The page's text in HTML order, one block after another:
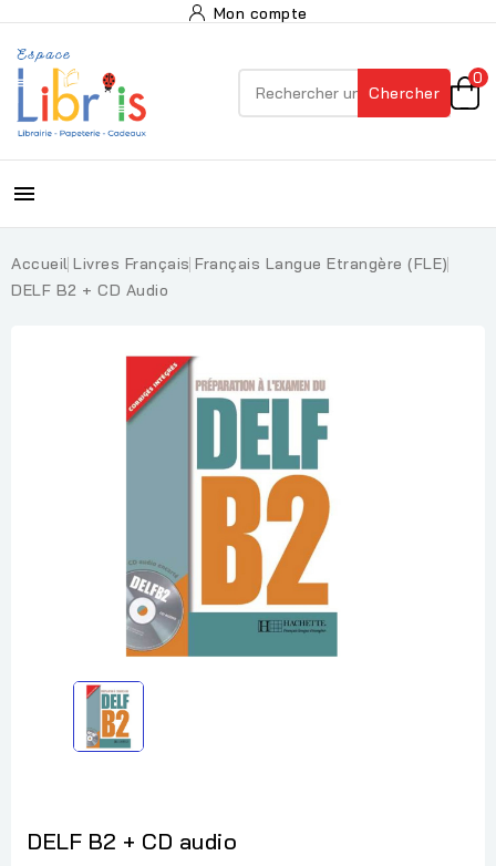
Mon compte
Chercher
0

Accueil Livres Français Français Langue Etrangère (FLE)
DELF B2 + CD Audio
DELF B2 + CD audio